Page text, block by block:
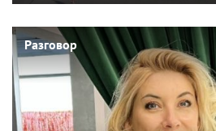
Разговор